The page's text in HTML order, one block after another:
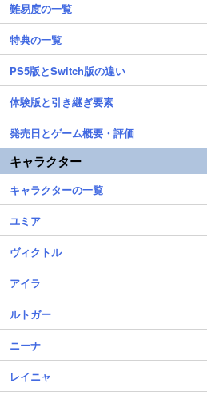
難易度の一覧
特典の一覧
PS5版とSwitch版の違い
体験版と引き継ぎ要素
発売日とゲーム概要・評価
キャラクター
キャラクターの一覧
ユミア
ヴィクトル
アイラ
ルトガー
ニーナ
レイニャ